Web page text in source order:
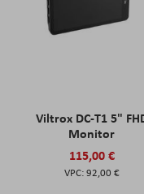
Viltrox DC-T1 5"
Monitor
115,00 €
92,00 €